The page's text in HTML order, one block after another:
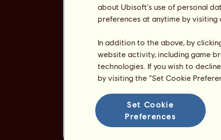
about Ubisoft's use of personal
preferences at anytime by
In addition to the above, by
website activity, including game
technologies. If you wish to
by visiting the “Set Cookie
Set Cookie
Preferences